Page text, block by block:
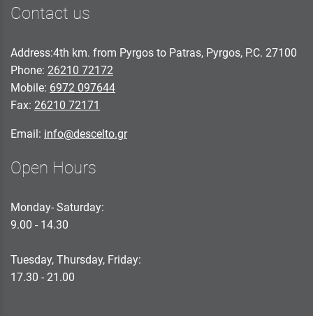
Contact us
Address:4th km. from Pyrgos to Patras, Pyrgos, P.C. 27100
Phone: 26210 72172
Mobile: 6972 097644
Fax: 26210 72171
Email: info@descelto.gr
Open Hours
Monday- Saturday:
9.00 - 14.30
Tuesday, Thursday, Friday:
17.30 - 21.00